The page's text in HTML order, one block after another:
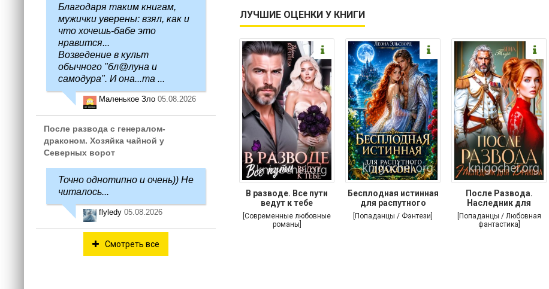
ЛУЧШИЕ ОЦЕНКИ У КНИГИ
В разводе. Все пути
ведут к тебе
[Современные любовные
романы]
Бесплодная истинная
для распутного
дракона
[Попаданцы / Фэнтези]
После Развода.
Наследник для
дракона
[Попаданцы / Любовная
фантастика]
Благодаря таким книгам,
мужички уверены: взял, как и
что хочешь-бабе это
нравится...
Возведение в культ
обычного "бл@луна и
самодура". И она...та ...
Маленькое Зло 05.08.2026
После развода с генералом-
драконом. Хозяйка чайной у
Северных ворот
Точно однотипно и очень)) Не
читалось...
flyledy 05.08.2026
Смотреть все